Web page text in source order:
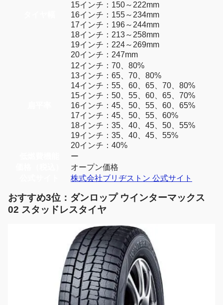
15インチ：150～222mm
16インチ：155～234mm
17インチ：196～244mm
18インチ：213～258mm
19インチ：224～269mm
20インチ：247mm
12インチ：70、80%
13インチ：65、70、80%
14インチ：55、60、65、70、80%
15インチ：50、55、60、65、70%
16インチ：45、50、55、60、65%
17インチ：45、50、55、60%
18インチ：35、40、45、50、55%
19インチ：35、40、45、55%
20インチ：40%
ー
オープン価格
株式会社ブリヂストン 公式サイト
おすすめ3位：ダンロップ ウインターマックス
02 スタッドレスタイヤ